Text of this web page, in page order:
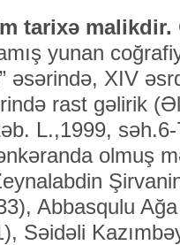
tarixə malikdir.
yunan
əsərində, XIV
rast gəlirik
L.,1999,
olmuş
Abbasqulu
Səidəli